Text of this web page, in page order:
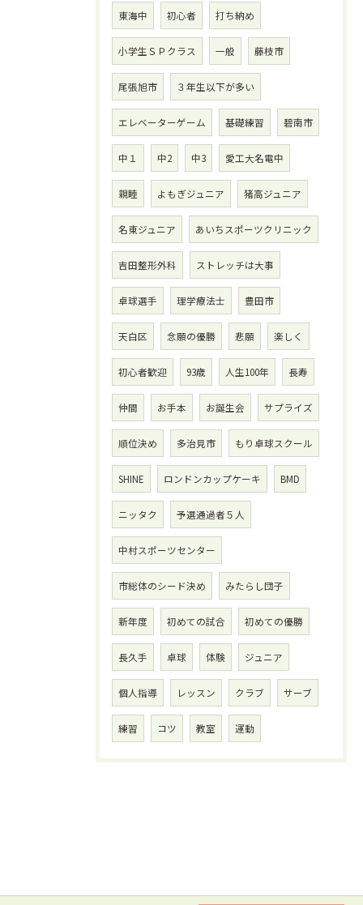
東海中 初心者 打ち納め
小学生ＳＰクラス 一般 藤枝市
尾張旭市 ３年生以下が多い
エレベーターゲーム 基礎練習 碧南市
中１ 中2 中3 愛工大名電中
親睦 よもぎジュニア 猪高ジュニア
名東ジュニア あいちスポーツクリニック
吉田整形外科 ストレッチは大事
卓球選手 理学療法士 豊田市
天白区 念願の優勝 悲願 楽しく
初心者歓迎 93歳 人生100年 長寿
仲間 お手本 お誕生会 サプライズ
順位決め 多治見市 もり卓球スクール
SHINE ロンドンカップケーキ BMD
ニッタク 予選通過者５人
中村スポーツセンター
市総体のシード決め みたらし団子
新年度 初めての試合 初めての優勝
長久手 卓球 体験 ジュニア
個人指導 レッスン クラブ サーブ
練習 コツ 教室 運動